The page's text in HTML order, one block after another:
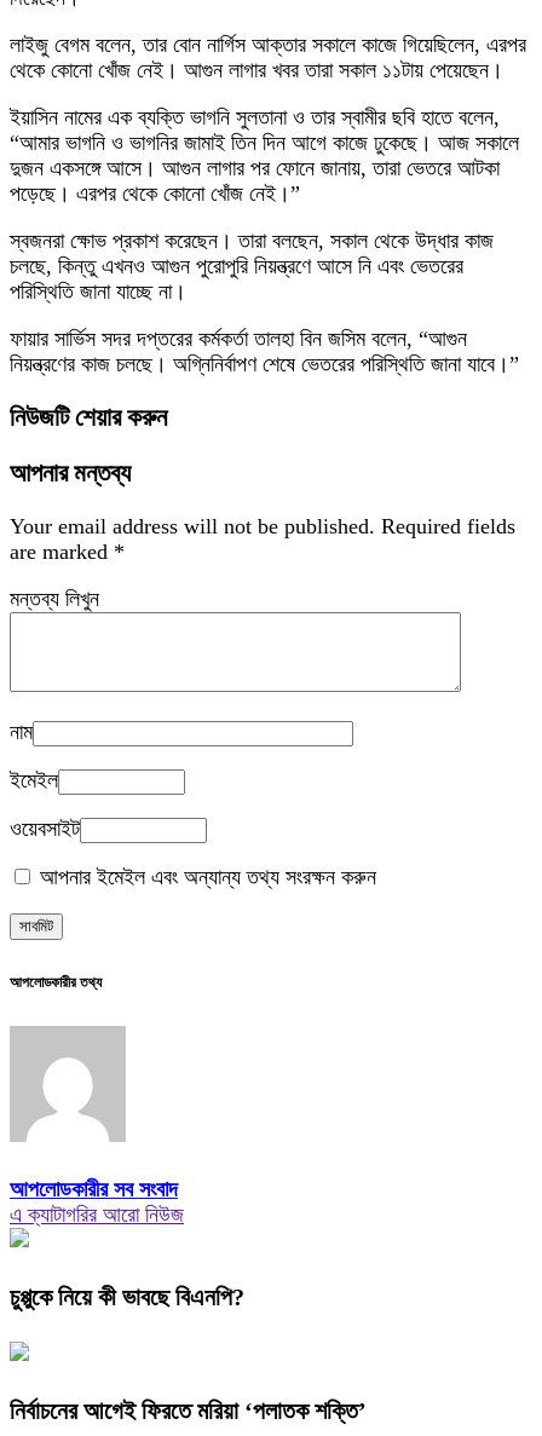
লাইজু বেগম বলেন, তার বোন নার্গিস আক্তার সকালে কাজে গিয়েছিলেন, এরপর
থেকে কোনো খোঁজ নেই। আগুন লাগার খবর তারা সকাল ১১টায় পেয়েছেন।
ইয়াসিন নামের এক ব্যক্তি ভাগনি সুলতানা ও তার স্বামীর ছবি হাতে বলেন,
“আমার ভাগনি ও ভাগনির জামাই তিন দিন আগে কাজে ঢুকেছে। আজ সকালে
দুজন একসঙ্গে আসে। আগুন লাগার পর ফোনে জানায়, তারা ভেতরে আটকা
পড়েছে। এরপর থেকে কোনো খোঁজ নেই।”
স্বজনরা ক্ষোভ প্রকাশ করেছেন। তারা বলছেন, সকাল থেকে উদ্ধার কাজ
চলছে, কিন্তু এখনও আগুন পুরোপুরি নিয়ন্ত্রণে আসে নি এবং ভেতরের
পরিস্থিতি জানা যাচ্ছে না।
ফায়ার সার্ভিস সদর দপ্তরের কর্মকর্তা তালহা বিন জসিম বলেন, “আগুন
নিয়ন্ত্রণের কাজ চলছে। অগ্নিনির্বাপণ শেষে ভেতরের পরিস্থিতি জানা যাবে।”
নিউজটি শেয়ার করুন
আপনার মন্তব্য
Your email address will not be published. Required fields
are marked *
মন্তব্য লিখুন
নাম
ইমেইল
ওয়েবসাইট
আপনার ইমেইল এবং অন্যান্য তথ্য সংরক্ষন করুন
আপলোডকারীর তথ্য
আপলোডকারীর সব সংবাদ
এ ক্যাটাগরির আরো নিউজ
চুপ্পুকে নিয়ে কী ভাবছে বিএনপি?
নির্বাচনের আগেই ফিরতে মরিয়া ‘পলাতক শক্তি’